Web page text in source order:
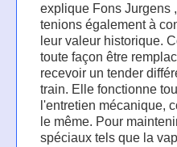
explique Fons Jurgens
tenions également à
leur valeur historique.
toute façon être
recevoir un tender
train. Elle fonctionne
l'entretien mécanique,
le même. Pour
spéciaux tels que la